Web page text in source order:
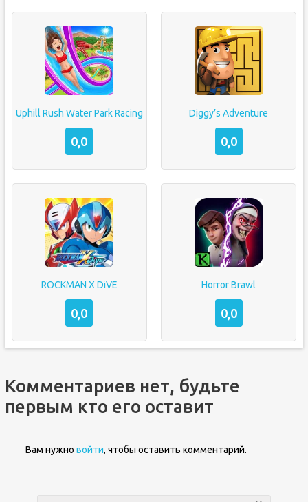
Uphill Rush Water Park Racing
0,0
Diggy’s Adventure
0,0
ROCKMAN X DiVE
0,0
Horror Brawl
0,0
Комментариев нет, будьте
первым кто его оставит
Вам нужно войти, чтобы оставить комментарий.